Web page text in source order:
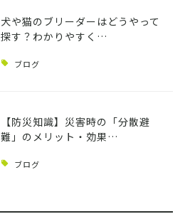
犬や猫のブリーダーはどうやって
探す？わかりやすく…
ブログ
【防災知識】災害時の「分散避
難」のメリット・効果…
ブログ